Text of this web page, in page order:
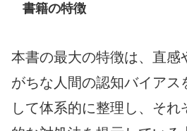
書籍の特徴
本書の最大の特徴は、直感
がちな人間の認知バイアス
して体系的に整理し、それ